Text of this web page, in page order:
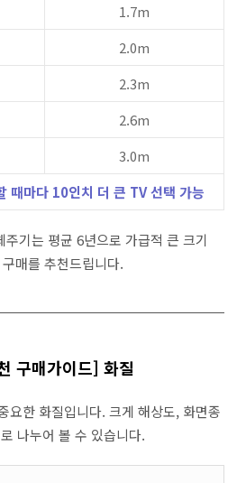
1.7m
2.0m
2.3m
2.6m
3.0m
때마다 10인치 더 큰 TV 선택 가능
기는 평균 6년으로 가급적 큰 크기
매를 추천드립니다.
구매가이드] 화질
요한 화질입니다. 크게 해상도, 화면종
나누어 볼 수 있습니다.